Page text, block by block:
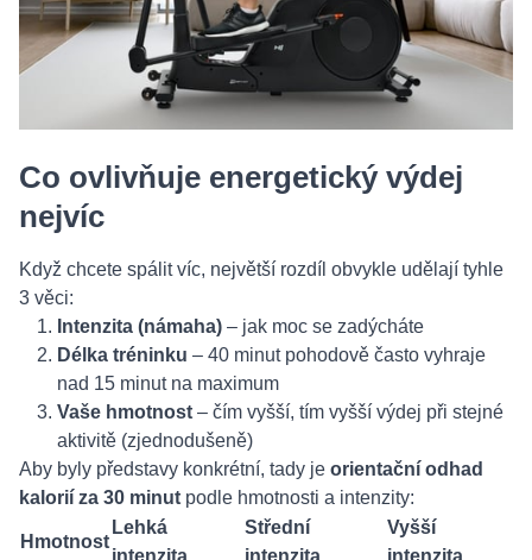
Co ovlivňuje energetický výdej
nejvíc
Když chcete spálit víc, největší rozdíl obvykle udělají tyhle
3 věci:
Intenzita (námaha) – jak moc se zadýcháte
Délka tréninku – 40 minut pohodově často vyhraje
nad 15 minut na maximum
Vaše hmotnost – čím vyšší, tím vyšší výdej při stejné
aktivitě (zjednodušeně)
Aby byly představy konkrétní, tady je orientační odhad
kalorií za 30 minut podle hmotnosti a intenzity:
Hmotnost
Lehká
Střední
Vyšší